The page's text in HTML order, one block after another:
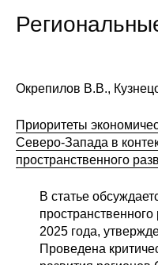
Окрепилов В.В.,
Приоритеты
Северо-Запада в
пространственного
В статье
2025 года,
Проведена